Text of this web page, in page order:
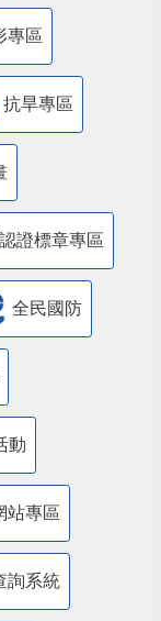
專區
抗旱專區
證標章專區
全民國防
動
站專區
詢系統